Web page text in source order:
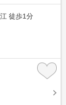
徒歩1分